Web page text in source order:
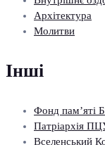
Архітектура
Молитви
Інші
Фонд пам’яті
Патріархія
Вселенський